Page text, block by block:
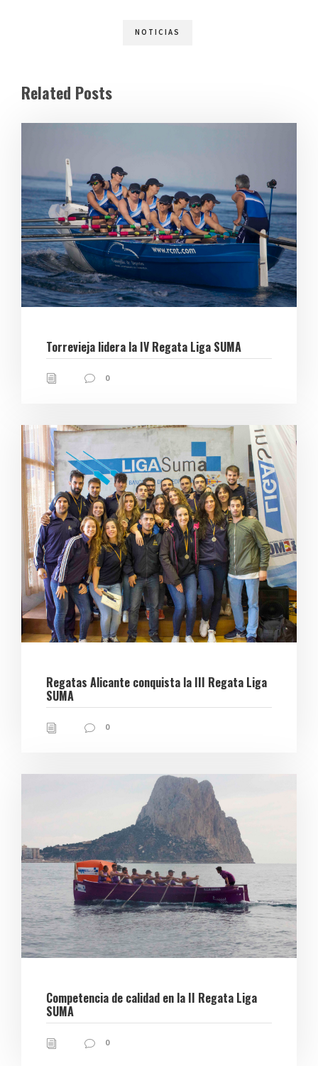
NOTICIAS
Related Posts
Torrevieja lidera la IV Regata Liga SUMA
0
Regatas Alicante conquista la III Regata Liga
SUMA
0
Competencia de calidad en la II Regata Liga
SUMA
0